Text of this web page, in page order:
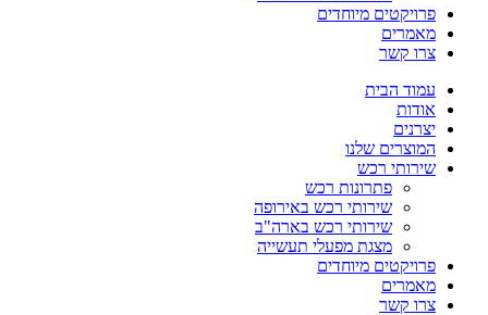
פרויקטים מיוחדים
מאמרים
צרו קשר
עמוד הבית
אודות
יצרנים
המוצרים שלנו
שירותי רכש
פתרונות רכש
שירותי רכש באירופה
שירותי רכש בארה"ב
מצגת מפעלי תעשייה
פרויקטים מיוחדים
מאמרים
צרו קשר